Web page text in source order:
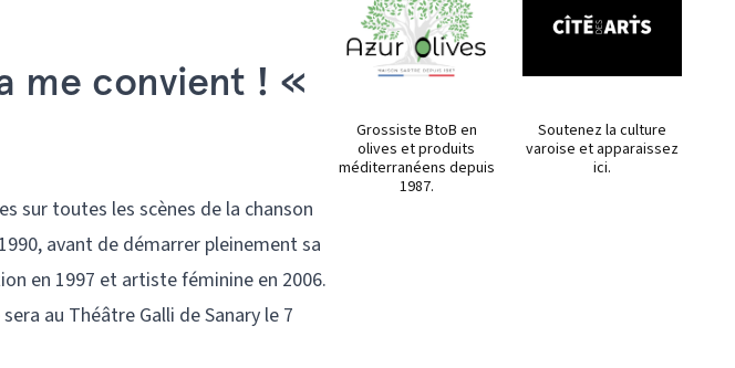
me convient ! «
sur toutes les scènes de la chanson
avant de démarrer pleinement sa
en 1997 et artiste féminine en 2006.
au Théâtre Galli de Sanary le 7
Grossiste BtoB en
olives et produits
méditerranéens depuis
1987.
Soutenez la culture
varoise et apparaissez
ici.